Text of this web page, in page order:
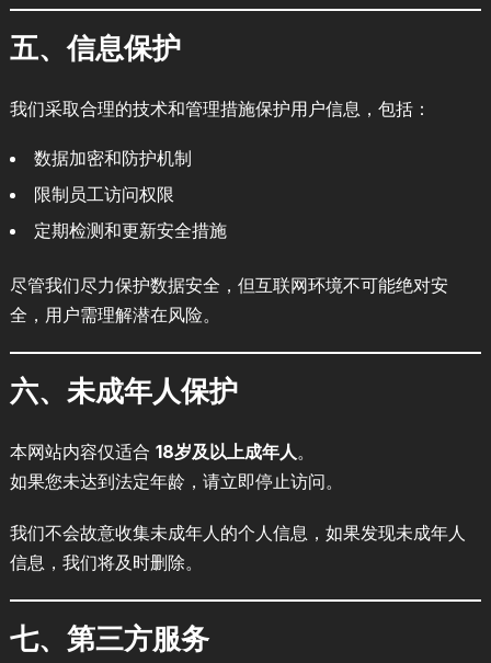
五、信息保护
我们采取合理的技术和管理措施保护用户信息，包括：
数据加密和防护机制
限制员工访问权限
定期检测和更新安全措施
尽管我们尽力保护数据安全，但互联网环境不可能绝对安
全，用户需理解潜在风险。
六、未成年人保护
本网站内容仅适合 18岁及以上成年人 。
如果您未达到法定年龄，请立即停止访问。
我们不会故意收集未成年人的个人信息，如果发现未成年人
信息，我们将及时删除。
七、第三方服务